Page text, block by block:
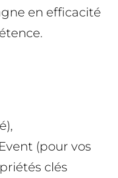
en efficacité
(pour vos
clés